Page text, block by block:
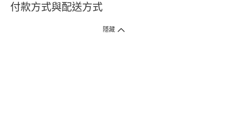
付款方式與配送方式
隱藏